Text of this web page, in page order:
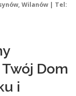
Wilanów | Tel:
Dom
i